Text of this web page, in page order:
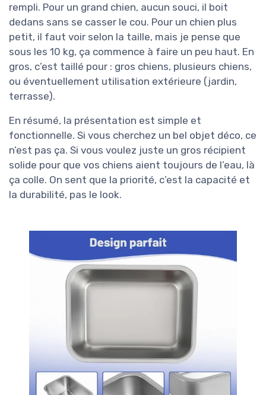
rempli. Pour un grand chien, aucun souci, il boit
dedans sans se casser le cou. Pour un chien plus
petit, il faut voir selon la taille, mais je pense que
sous les 10 kg, ça commence à faire un peu haut. En
gros, c’est taillé pour : gros chiens, plusieurs chiens,
ou éventuellement utilisation extérieure (jardin,
terrasse).
En résumé, la présentation est simple et
fonctionnelle. Si vous cherchez un bel objet déco, ce
n’est pas ça. Si vous voulez juste un gros récipient
solide pour que vos chiens aient toujours de l’eau, là
ça colle. On sent que la priorité, c’est la capacité et
la durabilité, pas le look.